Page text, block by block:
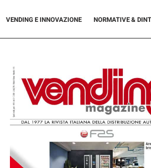
VENDING E INNOVAZIONE NORMATIVE &